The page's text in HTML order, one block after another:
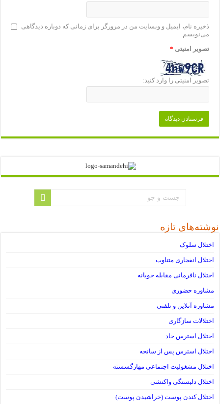
ذخیره نام، ایمیل و وبسایت من در مرورگر برای زمانی که دوباره دیدگاهی
می‌نویسم.
تصویر امنیتی *
تصویر امنیتی را وارد کنید:
نوشته‌های تازه
اختلال سلوک
اختلال انفجاری متناوب
اختلال نافرمانی مقابله جویانه
مشاوره حضوری
مشاوره آنلاین و تلفنی
اختلالات سازگاری
اختلال استرس حاد
اختلال استرس پس از سانحه
اختلال مشغولیت اجتماعی مهارگسسته
اختلال دلبستگی واکنشی
اختلال کندن پوست (خراشیدن پوست)